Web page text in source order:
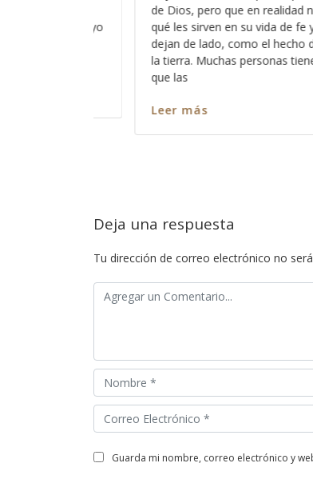
es por eso que las
Hace días que reflexiono
Dios pues ese método
los significados no
palabra, entre más nos
más profundo nos
Deja una respuesta
Tu dirección de correo electrónico no
guarda mi nombre, correo electrónico y